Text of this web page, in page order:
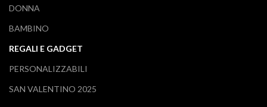
DONNA
BAMBINO
REGALI E GADGET
PERSONALIZZABILI
SAN VALENTINO 2025